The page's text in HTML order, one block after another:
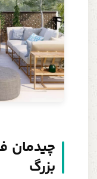
چیدمان
بزرگ